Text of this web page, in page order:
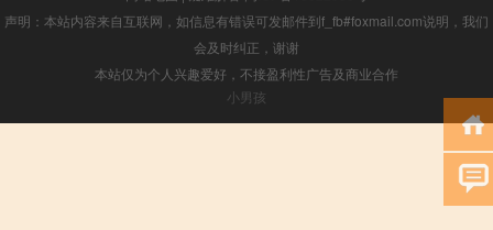
声明：本站内容来自互联网，如信息有错误可发邮件到f_fb#foxmail.com说明，我们
会及时纠正，谢谢
本站仅为个人兴趣爱好，不接盈利性广告及商业合作
小男孩